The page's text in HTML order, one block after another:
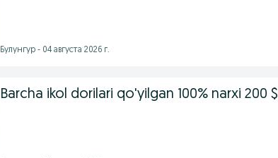
Булунгур - 04 августа 2026 г.
Barcha ikol dorilari qo'yilgan 100% narxi 200 $